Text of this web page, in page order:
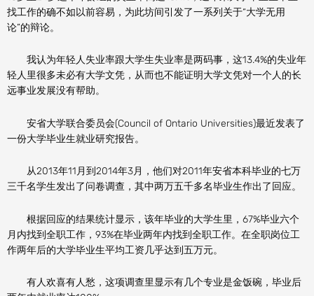
找工作的确不如以前容易，为此坊间引发了一系列关于“大学无用
论”的辩论。
我认为年轻人失业率跟大学生失业率是两码事，这13.4%的失业年
轻人里很多未必有大学文凭，从而也不能证明大学文凭对一个人的长
远事业发展没有帮助。
安省大学联合委员会(Council of Ontario Universities)最近发表了
一份大学毕业生就业研究报告。
从2013年11月到2014年3月，他们对2011年安省本科毕业的七万
三千名学生发出了问卷调查，其中两万五千多名毕业生作出了回应。
根据回应的结果统计显示，该年毕业的大学生里，67%毕业六个
月内找到全职工作，93%在毕业两年内找到全职工作。在全职岗位工
作两年后的大学毕业生平均工资几乎达到五万元。
有人欢喜有人愁，这项调查里显示有几个专业是金饭碗，毕业后